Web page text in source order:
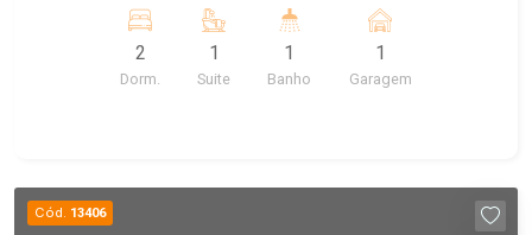
para o mar
2
Dorm.
1
Suite
1
Banho
1
Garagem
Cód. 13406